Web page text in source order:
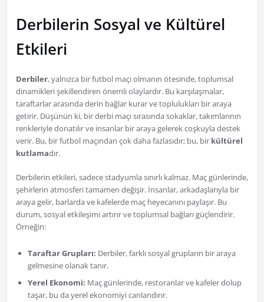
Derbilerin Sosyal ve Kültürel
Etkileri
Derbiler, yalnızca bir futbol maçı olmanın ötesinde, toplumsal
dinamikleri şekillendiren önemli olaylardır. Bu karşılaşmalar,
taraftarlar arasında derin bağlar kurar ve toplulukları bir araya
getirir. Düşünün ki, bir derbi maçı sırasında sokaklar, takımlarının
renkleriyle donatılır ve insanlar bir araya gelerek coşkuyla destek
verir. Bu, bir futbol maçından çok daha fazlasıdır; bu, bir kültürel
kutlamadır.
Derbilerin etkileri, sadece stadyumla sınırlı kalmaz. Maç günlerinde,
şehirlerin atmosferi tamamen değişir. İnsanlar, arkadaşlarıyla bir
araya gelir, barlarda ve kafelerde maç heyecanını paylaşır. Bu
durum, sosyal etkileşimi artırır ve toplumsal bağları güçlendirir.
Örneğin:
Taraftar Grupları: Derbiler, farklı sosyal grupların bir araya
gelmesine olanak tanır.
Yerel Ekonomi: Maç günlerinde, restoranlar ve kafeler dolup
taşar, bu da yerel ekonomiyi canlandırır.